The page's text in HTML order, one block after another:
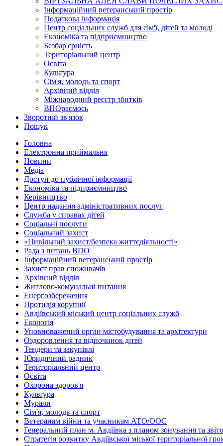
Інформаційний ветеранський простір
Податкова інформація
Центр соціальних служб для сім'ї, дітей та молоді
Економіка та підприємництво
Безбар'єрність
Територіальний центр
Освіта
Культура
Сім'я, молодь та спорт
Архівний відділ
Міжнародний реєстр збитків
ВПОраємось
Зворотній зв'язок
Пошук
Головна
Електронна приймальня
Новини
Медіа
Доступ до публічної інформації
Економіка та підприємництво
Керівництво
Центр надання адміністративних послуг
Служба у справах дітей
Соціальні послуги
Соціальний захист
«Цивільний захист/безпека життєдіяльності»
Рада з питань ВПО
Інформаційний ветеранський простір
Захист прав споживачів
Архівний відділ
Житлово-комунальні питання
Енергозбереження
Протидія корупції
Авдіївський міський центр соціальних служб
Екологія
Уповноважений орган містобудування та архітектури
Оздоровлення та відпочинок дітей
Тендери та закупівлі
Юридичний радник
Територіальний центр
Освіта
Охорона здоров'я
Культура
Мурали
Сім'я, молодь та спорт
Ветеранам війни та учасникам АТО/ООС
Генеральний план м. Авдіївка з планом зонування та
Стратегія розвитку Авдіївської міської територіальної